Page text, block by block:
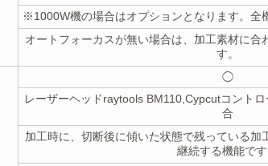
※1000W機の場合はオプションとなります。全
オートフォーカスが無い場合は、加工素材に合
す。
◯
レーザーヘッドraytools BM110,Cypcutコント
合
加工時に、切断後に傾いた状態で残っている加
継続する機能です